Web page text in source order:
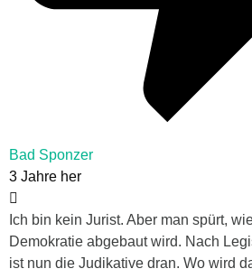
Bad Sponzer
3 Jahre her
Ich bin kein Jurist. Aber man spürt,
Demokratie abgebaut wird. Nach
ist nun die Judikative dran. Wo wird